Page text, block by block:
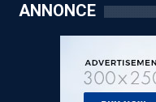
ANNONCE